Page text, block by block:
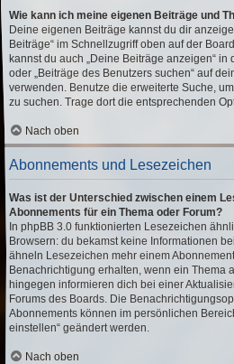
Wie kann ich meine eigenen Beiträge und
Deine eigenen Beiträge kannst du dir
Beiträge“ im Schnellzugriff oben auf der
kannst du auch „Deine Beiträge anzeigen“
oder „Beiträge des Benutzers suchen“ auf
verwenden. Benutze die erweiterte Suche,
zu suchen. Trage dort die entsprechenden
Nach oben
Abonnements und Lesezeichen
Was ist der Unterschied zwischen einem
Abonnements für ein Thema oder Forum?
In phpBB 3.0 funktionierten Lesezeichen
Browsern: du bekamst keine Informationen
ähneln Lesezeichen mehr einem
Benachrichtigung erhalten, wenn ein Thema
hingegen informieren dich bei einer
Forums des Boards. Die
Abonnements können im persönlichen
einstellen“ geändert werden.
Nach oben